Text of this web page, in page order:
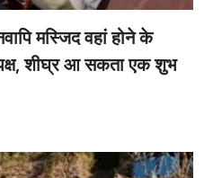
मस्जिद वहां होने के
शीघ्र आ सकता एक शुभ